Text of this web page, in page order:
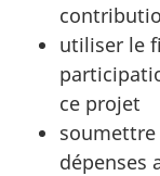
utiliser le
ce projet
dépenses